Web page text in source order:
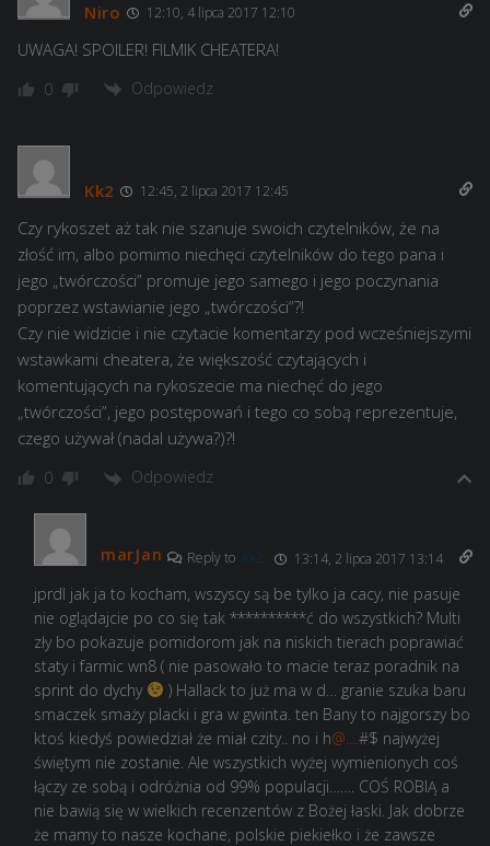
Niro 12:10, 4 lipca 2017 12:10
UWAGA! SPOILER! FILMIK CHEATERA!
0 Odpowiedz
Kk2 12:45, 2 lipca 2017 12:45
Czy rykoszet aż tak nie szanuje swoich czytelników, że na
złość im, albo pomimo niechęci czytelników do tego pana i
jego „twórczości” promuje jego samego i jego poczynania
poprzez wstawianie jego „twórczości”?!
Czy nie widzicie i nie czytacie komentarzy pod wcześniejszymi
wstawkami cheatera, że większość czytających i
komentujących na rykoszecie ma niechęć do jego
„twórczości”, jego postępowań i tego co sobą reprezentuje,
czego używał (nadal używa?)?!
0 Odpowiedz
marJan Reply to Kk2 13:14, 2 lipca 2017 13:14
jprdl jak ja to kocham, wszyscy są be tylko ja cacy, nie pasuje
nie oglądajcie po co się tak **********ć do wszystkich? Multi
zły bo pokazuje pomidorom jak na niskich tierach poprawiać
staty i farmic wn8 ( nie pasowało to macie teraz poradnik na
sprint do dychy
) Hallack to już ma w d… granie szuka baru
smaczek smaży placki i gra w gwinta. ten Bany to najgorszy bo
ktoś kiedyś powiedział że miał czity.. no i h@.... #$ najwyżej
świętym nie zostanie. Ale wszystkich wyżej wymienionych coś
łączy ze sobą i odróżnia od 99% populacji……. COŚ ROBIĄ a
nie bawią się w wielkich recenzentów z Bożej łaski. Jak dobrze
że mamy to nasze kochane, polskie piekiełko i że zawsze